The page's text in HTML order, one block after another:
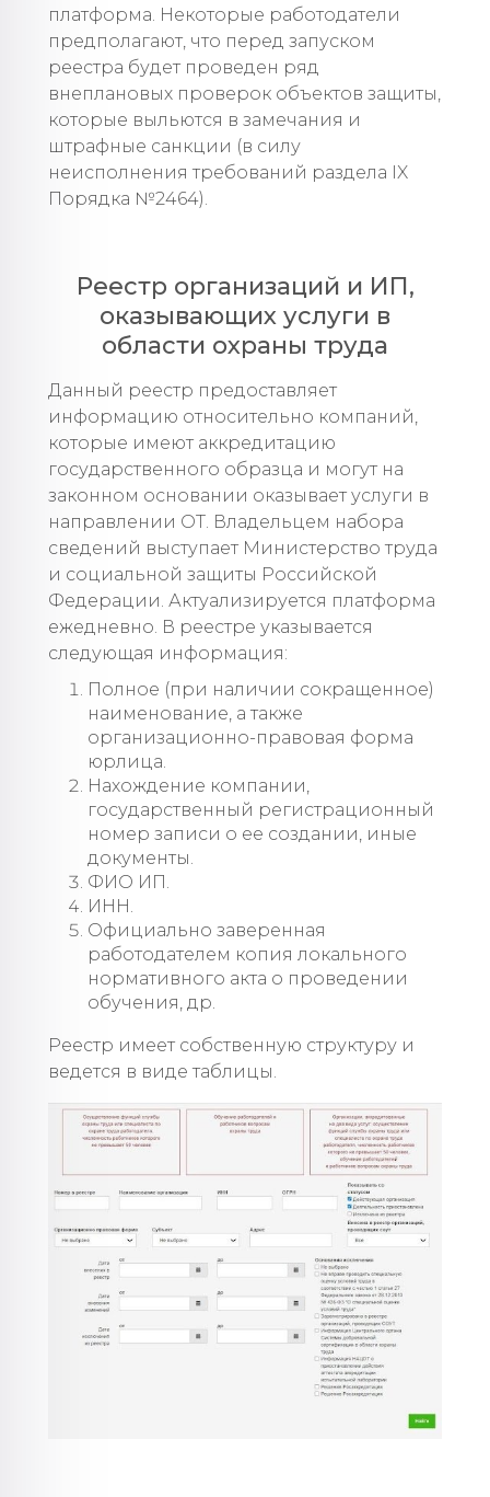
платформа. Некоторые работодатели
предполагают, что перед запуском
реестра будет проведен ряд
внеплановых проверок объектов защиты,
которые выльются в замечания и
штрафные санкции (в силу
неисполнения требований раздела IX
Порядка №2464).
Реестр организаций и ИП,
оказывающих услуги в
области охраны труда
Данный реестр предоставляет
информацию относительно компаний,
которые имеют аккредитацию
государственного образца и могут на
законном основании оказывает услуги в
направлении ОТ. Владельцем набора
сведений выступает Министерство труда
и социальной защиты Российской
Федерации. Актуализируется платформа
ежедневно. В реестре указывается
следующая информация:
Полное (при наличии сокращенное)
наименование, а также
организационно-правовая форма
юрлица.
Нахождение компании,
государственный регистрационный
номер записи о ее создании, иные
документы.
ФИО ИП.
ИНН.
Официально заверенная
работодателем копия локального
нормативного акта о проведении
обучения, др.
Реестр имеет собственную структуру и
ведется в виде таблицы.